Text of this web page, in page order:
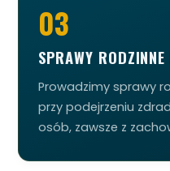
03
SPRAWY
Prowadzimy sprawy
przy podejrzeniu
osób, zawsze z